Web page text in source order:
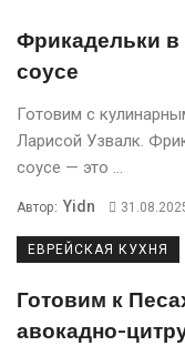
Фрикадельки
соусе
Готовим с
Ларисой Узвалк.
соусе — это ...
Автор: Yidn
ЕВРЕЙСКАЯ КУХНЯ
Готовим к
авокадно-